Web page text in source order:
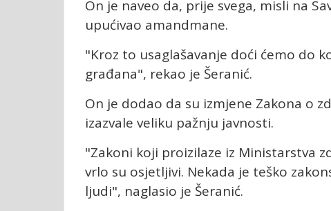
On je naveo da, prije svega, misli na
upućivao amandmane.
"Kroz to usaglašavanje doći ćemo do
građana", rekao je Šeranić.
On je dodao da su izmjene Zakona o
izazvale veliku pažnju javnosti.
"Zakoni koji proizilaze iz Ministarstva
vrlo su osjetljivi. Nekada je teško
ljudi", naglasio je Šeranić.